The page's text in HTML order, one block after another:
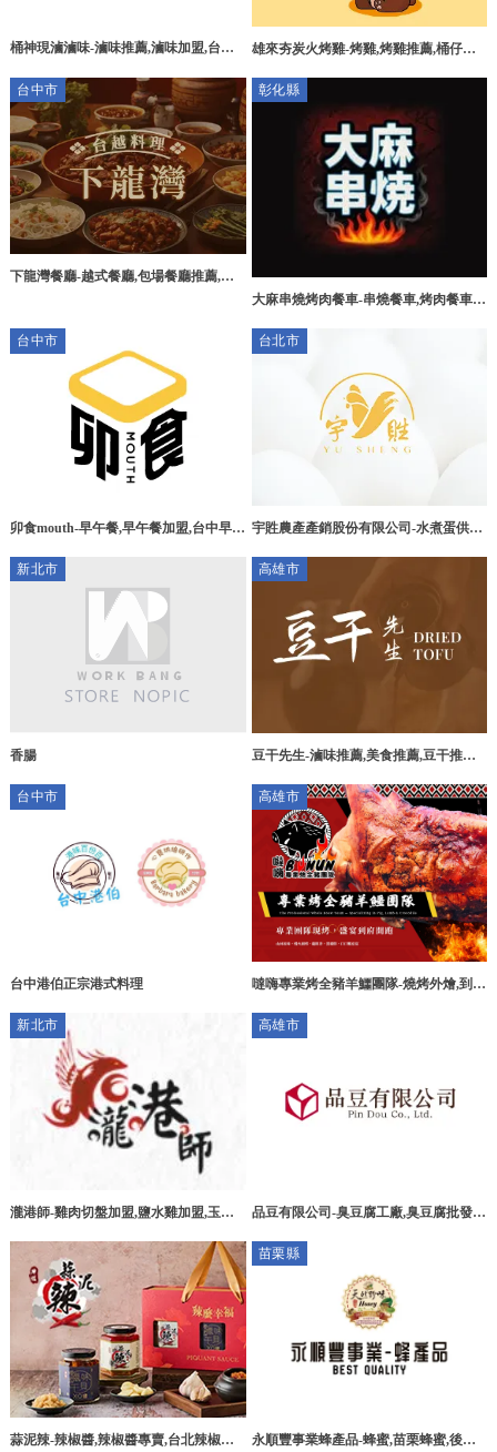
桶神現滷滷味-滷味推薦,滷味加盟,台北
盟
雄來夯炭火烤雞-烤雞,烤雞推薦,桶仔雞,
中桶仔雞推薦,太平烤雞推薦,太平桶仔雞
台中市
下龍灣餐廳-越式餐廳,包場餐廳推薦,台
彰化縣
大麻串燒烤肉餐車-串燒餐車,烤肉餐車,
車
台中市
卯食mouth-早午餐,早午餐加盟,台中早午
台北市
宇貹農產產銷股份有限公司-水煮蛋供應
商,水煮蛋批發,台北水煮蛋批發,士林區
新北市
香腸
高雄市
豆干先生-滷味推薦,美食推薦,豆干推薦,
薦,高雄在地美食,鳳山區滷味推薦,鳳山
區美食推薦,鳳山區豆干推薦
台中市
台中港伯正宗港式料理
高雄市
噠嗨專業烤全豬羊鱷團隊-燒烤外燴,到府
烤外燴
新北市
瀧港師-雞肉切盤加盟,鹽水雞加盟,玉米
高雄市
品豆有限公司-臭豆腐工廠,臭豆腐批發,
蒜泥辣-辣椒醬,辣椒醬專賣,台北辣椒醬
苗栗縣
永順豐事業蜂產品-蜂蜜,苗栗蜂蜜,後龍